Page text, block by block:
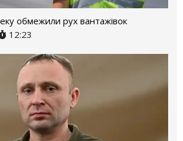
обмежили рух вантажівок
12:23